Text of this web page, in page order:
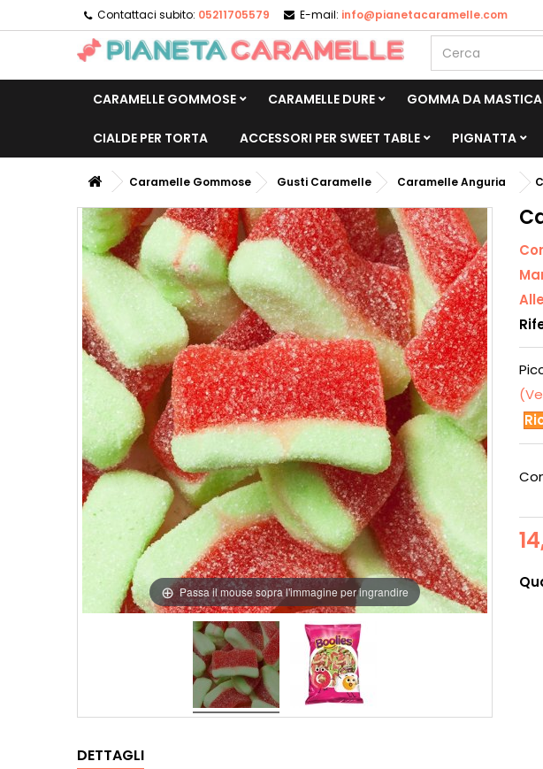
Contattaci subito: 05211705579 E-mail: info@pianetacaramelle.com
CARAMELLE GOMMOSE CARAMELLE DURE GOMMA DA
CIALDE PER TORTA ACCESSORI PER SWEET TABLE PIGNATTA
Caramelle Gommose Gusti Caramelle Caramelle Anguria
Passa il mouse sopra l'immagine per ingrandire
DETTAGLI